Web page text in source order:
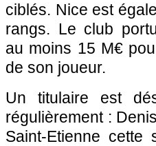
ciblés. Nice est
rangs. Le club
au moins 15 M€
de son joueur.
Un titulaire est
régulièrement :
Saint-Etienne cette